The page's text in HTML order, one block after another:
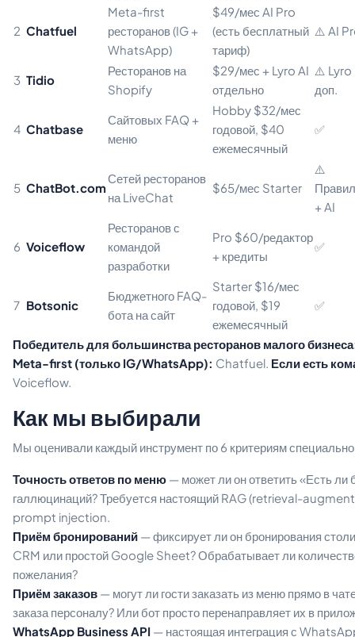
2 Chatfuel
Meta-first
ресторанов (IG +
WhatsApp)
$49/мес AI Pro
(есть бесплатный
тариф)
⚠️ AI
3 Tidio
Ресторанов на
Shopify
$29/мес + Lyro AI
отдельно
⚠️ Lyro
доп.
4 Chatbase
Сайтовых FAQ +
меню
Hobby $32/мес
годовой, $40
ежемесячный
✅
5 ChatBot.com
Сетей ресторанов
на LiveChat
$65/мес Starter
⚠️
+ AI
6 Voiceflow
Ресторанов с
командой
разработки
Pro $60/редактор
+ кредиты
✅
7 Botsonic
Бюджетного FAQ-
бота на сайт
Starter $16/мес
годовой, $19
ежемесячный
✅
Победитель для большинства ресторанов малого
Meta-first (только IG/WhatsApp): Chatfuel. Если есть
Voiceflow.
Как мы выбирали
Мы оценивали каждый инструмент по 6 критериям
Точность ответов по меню — может ли он ответить «Есть
галлюцинаций? Требуется настоящий RAG (retrieval-
prompt injection.
Приём бронирований — фиксирует ли он бронирования
CRM или простой Google Sheet? Обрабатывает ли
пожелания?
Приём заказов — могут ли гости заказать из меню прямо в
заказа персоналу? Или бот просто перенаправляет их в
WhatsApp Business API — настоящая интеграция с